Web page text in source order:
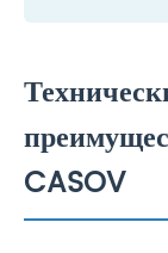
CASOV